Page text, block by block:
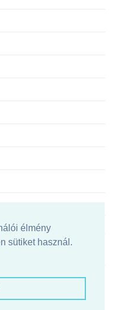
élmény
sütiket használ.